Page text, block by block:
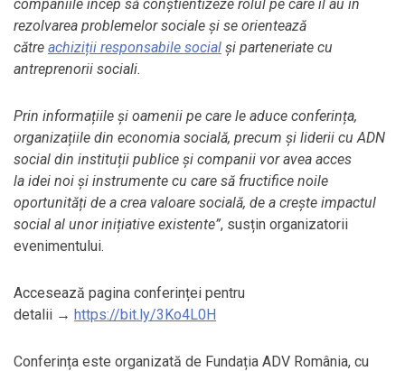
companiile încep să conștientizeze rolul pe care îl au în
rezolvarea problemelor sociale și se orientează
către achiziții responsabile social și parteneriate cu
antreprenorii sociali.
Prin informațiile și oamenii pe care le aduce conferința,
organizațiile din economia socială, precum și liderii cu ADN
social din instituții publice și companii vor avea acces
la idei noi și instrumente cu care să fructifice noile
oportunități de a crea valoare socială, de a crește impactul
social al unor inițiative existente”, susțin organizatorii
evenimentului.
Accesează pagina conferinței pentru
detalii → https://bit.ly/3Ko4L0H
Conferința este organizată de Fundația ADV România, cu